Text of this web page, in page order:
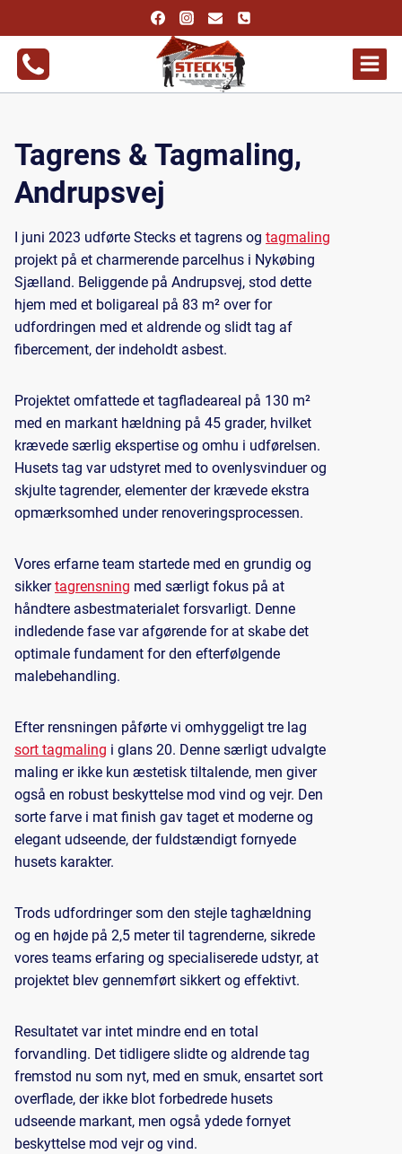
til
indhold
Tagrens & Tagmaling,
Andrupsvej
I juni 2023 udførte Stecks et tagrens og tagmaling
projekt på et charmerende parcelhus i Nykøbing
Sjælland. Beliggende på Andrupsvej, stod dette
hjem med et boligareal på 83 m² over for
udfordringen med et aldrende og slidt tag af
fibercement, der indeholdt asbest.
Projektet omfattede et tagfladeareal på 130 m²
med en markant hældning på 45 grader, hvilket
krævede særlig ekspertise og omhu i udførelsen.
Husets tag var udstyret med to ovenlysvinduer og
skjulte tagrender, elementer der krævede ekstra
opmærksomhed under renoveringsprocessen.
Vores erfarne team startede med en grundig og
sikkertagrensning med særligt fokus på at
håndtere asbestmaterialet forsvarligt. Denne
indledende fase var afgørende for at skabe det
optimale fundament for den efterfølgende
malebehandling.
Efter rensningen påførte vi omhyggeligt tre lag
sort tagmaling i glans 20. Denne særligt udvalgte
maling er ikke kun æstetisk tiltalende, men giver
også en robust beskyttelse mod vind og vejr. Den
sorte farve i mat finish gav taget et moderne og
elegant udseende, der fuldstændigt fornyede
husets karakter.
Trods udfordringer som den stejle taghældning
og en højde på 2,5 meter til tagrenderne, sikrede
vores teams erfaring og specialiserede udstyr, at
projektet blev gennemført sikkert og effektivt.
Resultatet var intet mindre end en total
forvandling. Det tidligere slidte og aldrende tag
fremstod nu som nyt, med en smuk, ensartet sort
overflade, der ikke blot forbedrede husets
udseende markant, men også ydede fornyet
beskyttelse mod vejr og vind.